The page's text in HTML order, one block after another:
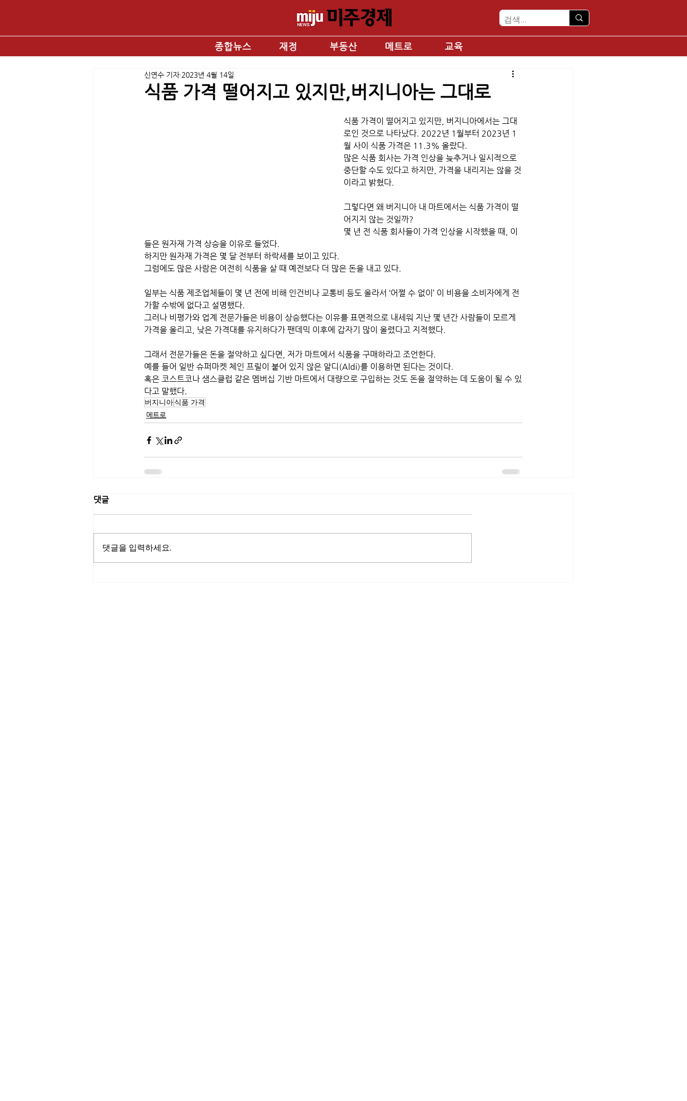
종합뉴스 재정 부동산 메트로 교육
식품 가격 떨어지고 있지만,버지니아는 그대로
신연수 기자 2023년 4월 14일
식품 가격이 떨어지고 있지만, 버지니아에서는 그대
로인 것으로 나타났다. 2022년 1월부터 2023년 1
월 사이 식품 가격은 11.3% 올랐다.
많은 식품 회사는 가격 인상을 늦추거나 일시적으로
중단할 수도 있다고 하지만, 가격을 내리지는 않을 것
이라고 밝혔다.
그렇다면 왜 버지니아 내 마트에서는 식품 가격이 떨
어지지 않는 것일까?
몇 년 전 식품 회사들이 가격 인상을 시작했을 때, 이
들은 원자재 가격 상승을 이유로 들었다.
하지만 원자재 가격은 몇 달 전부터 하락세를 보이고 있다.
그럼에도 많은 사람은 여전히 식품을 살 때 예전보다 더 많은 돈을 내고 있다.
일부는 식품 제조업체들이 몇 년 전에 비해 인건비나 교통비 등도 올라서 ‘어쩔 수 없이’ 이 비용을 소비자에게 전
가할 수밖에 없다고 설명했다.
그러나 비평가와 업계 전문가들은 비용이 상승했다는 이유를 표면적으로 내세워 지난 몇 년간 사람들이 모르게
가격을 올리고, 낮은 가격대를 유지하다가 팬데믹 이후에 갑자기 많이 올렸다고 지적했다.
그래서 전문가들은 돈을 절약하고 싶다면, 저가 마트에서 식품을 구매하라고 조언한다.
예를 들어 일반 슈퍼마켓 체인 프릴이 붙어 있지 않은 알디(Aldi)를 이용하면 된다는 것이다.
혹은 코스트코나 샘스클럽 같은 멤버십 기반 마트에서 대량으로 구입하는 것도 돈을 절약하는 데 도움이 될 수 있
다고 말했다.
버지니아식품 가격
메트로
댓글
댓글을 입력하세요.